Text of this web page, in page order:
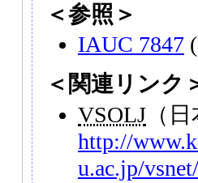
＜参照＞
IAUC 7847
＜関連リンク
VSOLJ （
http://
u.ac.jp/